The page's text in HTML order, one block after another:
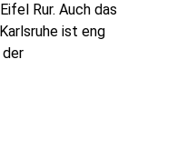
Rur. Auch das
ist eng